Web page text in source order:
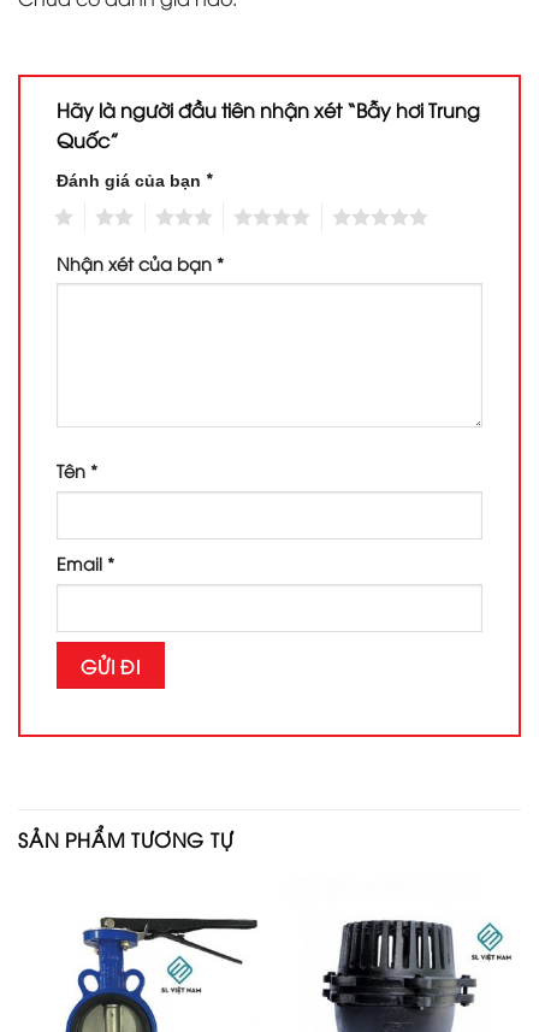
Hãy là người đầu tiên nhận xét “Bẫy hơi Trung
Quốc”
Đánh giá của bạn *
Nhận xét của bạn *
Tên *
Email *
SẢN PHẨM TƯƠNG TỰ